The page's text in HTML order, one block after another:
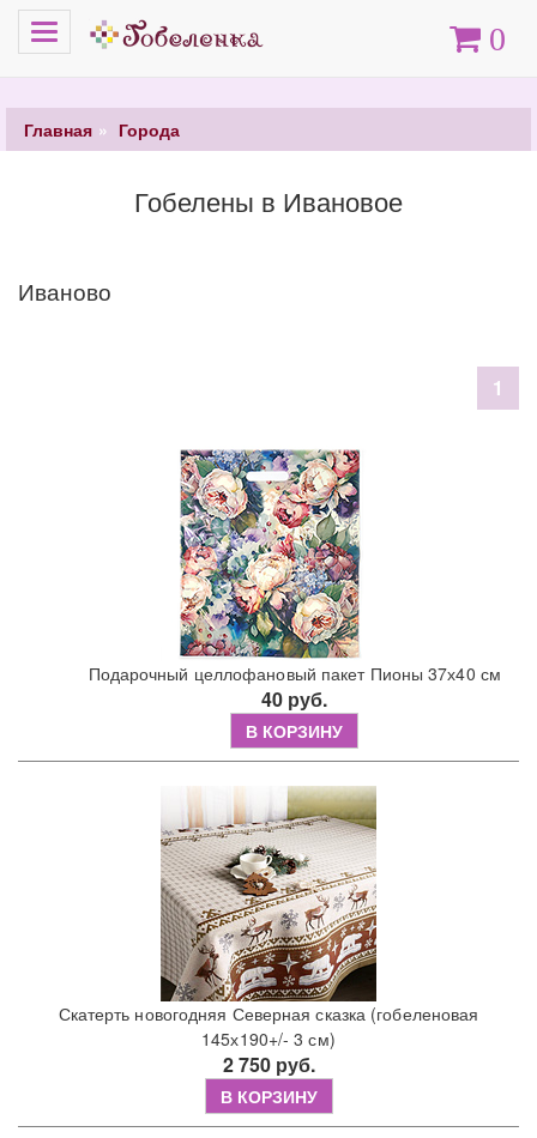
Меню Корзина
0
Главная Города
Гобелены в Ивановое
Иваново
1
Подарочный целлофановый пакет Пионы 37х40 см
40 руб.
В КОРЗИНУ
Скатерть новогодняя Северная сказка (гобеленовая
145х190+/- 3 см)
2 750 руб.
В КОРЗИНУ